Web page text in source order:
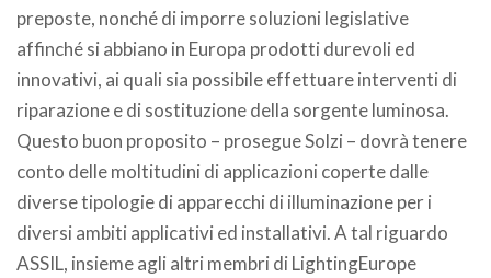
preposte, nonché di imporre soluzioni legislative
affinché si abbiano in Europa prodotti durevoli ed
innovativi, ai quali sia possibile effettuare interventi di
riparazione e di sostituzione della sorgente luminosa.
Questo buon proposito – prosegue Solzi – dovrà tenere
conto delle moltitudini di applicazioni coperte dalle
diverse tipologie di apparecchi di illuminazione per i
diversi ambiti applicativi ed installativi. A tal riguardo
ASSIL, insieme agli altri membri di LightingEurope